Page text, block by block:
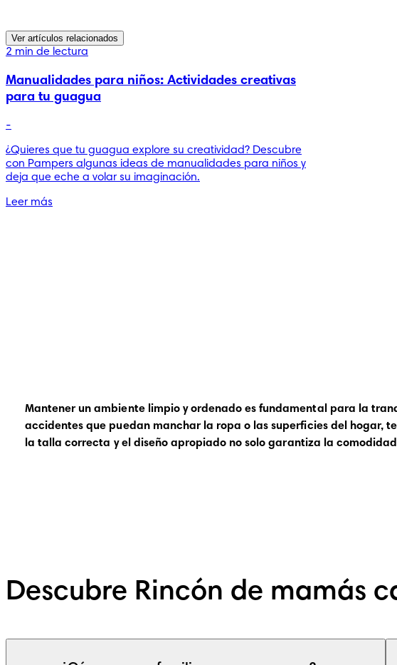
Ver artículos relacionados
2 min de lectura
Manualidades para niños: Actividades creativas
para tu guagua
-
¿Quieres que tu guagua explore su creatividad? Descubre
con Pampers algunas ideas de manualidades para niños y
deja que eche a volar su imaginación.
Leer más
Mantener un ambiente limpio y ordenado es fundamental para la
accidentes que puedan manchar la ropa o las superficies del hogar,
la talla correcta y el diseño apropiado no solo garantiza la
Descubre Rincón de mamás